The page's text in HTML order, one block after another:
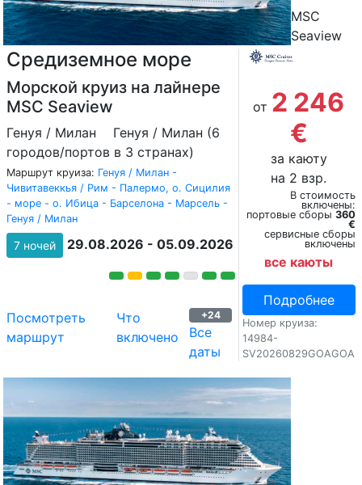
MSC
Seaview
Средиземное море
Морской круиз на лайнере
MSC Seaview
Генуя / Милан
Генуя / Милан (6
городов/портов в 3 странах)
Маршрут круиза: Генуя / Милан -
Чивитавеккья / Рим - Палермо, о. Сицилия
- море - о. Ибица - Барселона - Марсель -
Генуя / Милан
7 ночей 29.08.2026 - 05.09.2026
Посмотреть
маршрут
Что
включено
+24
Все
даты
от 2 246
€
за каюту
на 2 взр.
В стоимость
включены:
портовые сборы 360
€
сервисные сборы
включены
все каюты
Подробнее
Номер круиза:
14984-
SV20260829GOAGOA